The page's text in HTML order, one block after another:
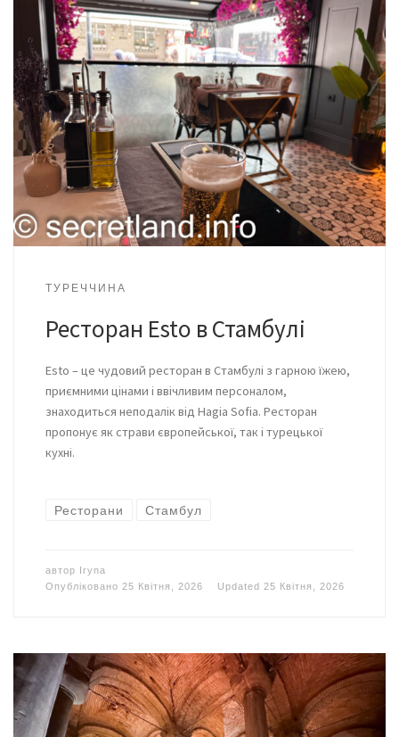
ТУРЕЧЧИНА
Ресторан Esto в Стамбулі
Esto – це чудовий ресторан в Стамбулі з гарною їжею,
приємними цінами і ввічливим персоналом,
знаходиться неподалік від Hagia Sofia. Ресторан
пропонує як страви європейської, так і турецької
кухні.
Ресторани Стамбул
автор Iryna
Опубліковано 25 Квітня, 2026 Updated 25 Квітня, 2026